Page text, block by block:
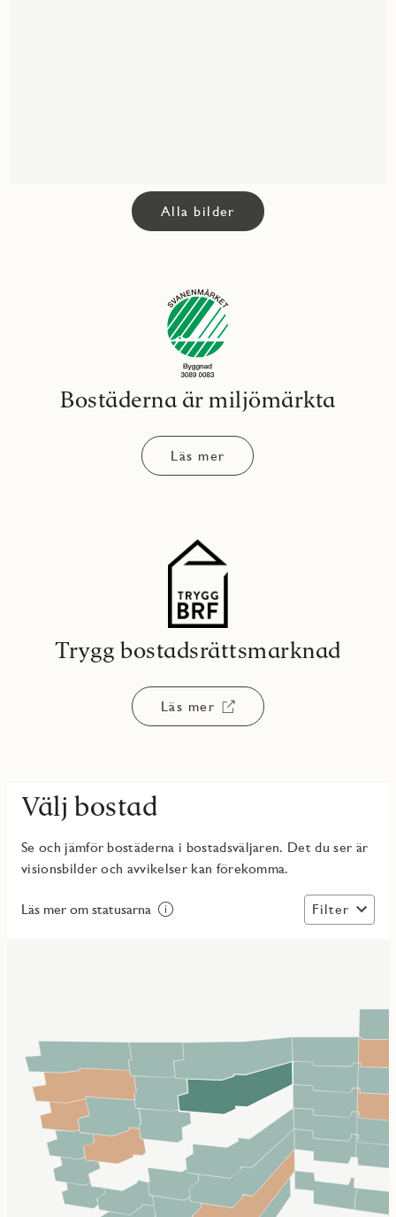
Alla bilder
Bostäderna är miljömärkta
Läs mer
Trygg bostadsrättsmarknad
Läs mer
Välj bostad
Se och jämför bostäderna i bostadsväljaren. Det du ser är
visionsbilder och avvikelser kan förekomma.
Läs mer om statusarna Filter